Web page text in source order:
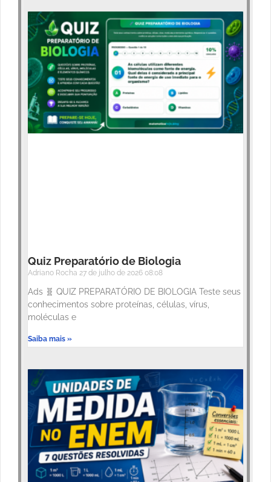
Quiz Preparatório de Biologia
Adriano Rocha 27 de julho de 2026 08:08
Ads 🧬 QUIZ PREPARATÓRIO DE BIOLOGIA Teste seus
conhecimentos sobre proteínas, células, vírus,
moléculas e
Saiba mais »